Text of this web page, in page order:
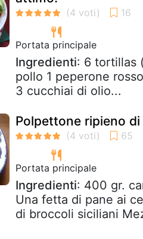
Portata principale
Ingredienti: 6 tortillas
pollo 1 peperone
3 cucchiai di olio...
Polpettone ripieno
Portata principale
Ingredienti: 400 gr.
Una fetta di pane ai
di broccoli siciliani